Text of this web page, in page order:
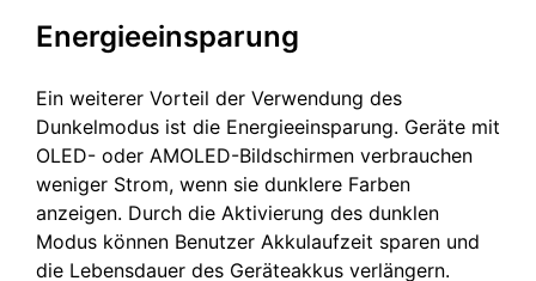
Energieeinsparung
Ein weiterer Vorteil der Verwendung des
Dunkelmodus ist die Energieeinsparung. Geräte mit
OLED- oder AMOLED-Bildschirmen verbrauchen
weniger Strom, wenn sie dunklere Farben
anzeigen. Durch die Aktivierung des dunklen
Modus können Benutzer Akkulaufzeit sparen und
die Lebensdauer des Geräteakkus verlängern.